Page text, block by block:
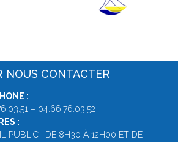
NOUS CONTACTER
:
– 04.66.76.03.52
:
PUBLIC : DE 8H30 À 12H00 ET DE